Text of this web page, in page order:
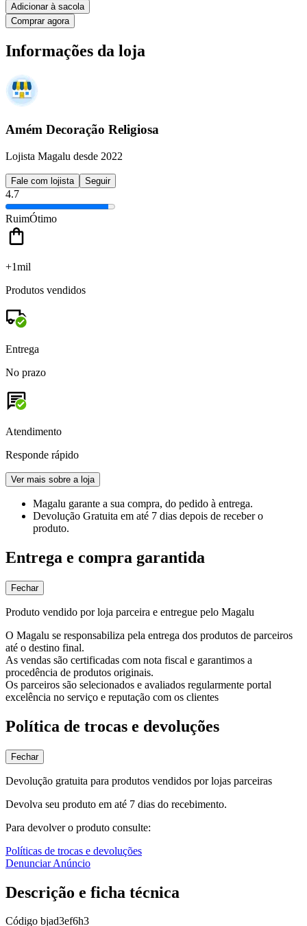
Adicionar à sacola
Comprar agora
Informações da loja
Amém Decoração Religiosa
Lojista Magalu desde 2022
Fale com lojista Seguir
4.7
RuimÓtimo
+1mil
Produtos vendidos
Entrega
No prazo
Atendimento
Responde rápido
Ver mais sobre a loja
Magalu garante a sua compra, do pedido à entrega.
Devolução Gratuita em até 7 dias depois de receber o
produto.
Entrega e compra garantida
Fechar
Produto vendido por loja parceira e entregue pelo Magalu
O Magalu se responsabiliza pela entrega dos produtos de parceiros
até o destino final.
As vendas são certificadas com nota fiscal e garantimos a
procedência de produtos originais.
Os parceiros são selecionados e avaliados regularmente portal
excelência no serviço e reputação com os clientes
Política de trocas e devoluções
Fechar
Devolução gratuita para produtos vendidos por lojas parceiras
Devolva seu produto em até 7 dias do recebimento.
Para devolver o produto consulte:
Políticas de trocas e devoluções
Denunciar Anúncio
Descrição e ficha técnica
Código bjad3ef6h3